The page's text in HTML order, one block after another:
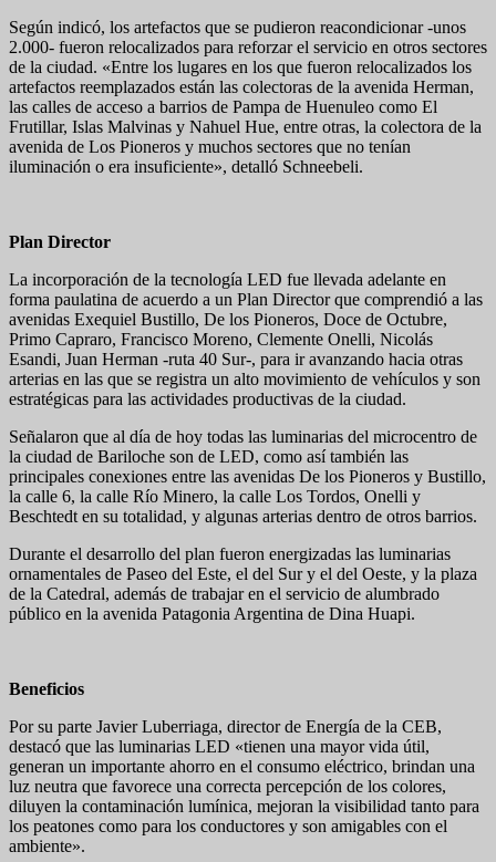
Según indicó, los artefactos que se pudieron reacondicionar -unos
2.000- fueron relocalizados para reforzar el servicio en otros sectores
de la ciudad. «Entre los lugares en los que fueron relocalizados los
artefactos reemplazados están las colectoras de la avenida Herman,
las calles de acceso a barrios de Pampa de Huenuleo como El
Frutillar, Islas Malvinas y Nahuel Hue, entre otras, la colectora de la
avenida de Los Pioneros y muchos sectores que no tenían
iluminación o era insuficiente», detalló Schneebeli.
Plan Director
La incorporación de la tecnología LED fue llevada adelante en
forma paulatina de acuerdo a un Plan Director que comprendió a las
avenidas Exequiel Bustillo, De los Pioneros, Doce de Octubre,
Primo Capraro, Francisco Moreno, Clemente Onelli, Nicolás
Esandi, Juan Herman -ruta 40 Sur-, para ir avanzando hacia otras
arterias en las que se registra un alto movimiento de vehículos y son
estratégicas para las actividades productivas de la ciudad.
Señalaron que al día de hoy todas las luminarias del microcentro de
la ciudad de Bariloche son de LED, como así también las
principales conexiones entre las avenidas De los Pioneros y Bustillo,
la calle 6, la calle Río Minero, la calle Los Tordos, Onelli y
Beschtedt en su totalidad, y algunas arterias dentro de otros barrios.
Durante el desarrollo del plan fueron energizadas las luminarias
ornamentales de Paseo del Este, el del Sur y el del Oeste, y la plaza
de la Catedral, además de trabajar en el servicio de alumbrado
público en la avenida Patagonia Argentina de Dina Huapi.
Beneficios
Por su parte Javier Luberriaga, director de Energía de la CEB,
destacó que las luminarias LED «tienen una mayor vida útil,
generan un importante ahorro en el consumo eléctrico, brindan una
luz neutra que favorece una correcta percepción de los colores,
diluyen la contaminación lumínica, mejoran la visibilidad tanto para
los peatones como para los conductores y son amigables con el
ambiente».